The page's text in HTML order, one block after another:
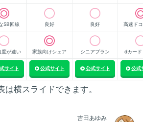
SB回線 良好 良好 高速ド
度が速い 家族向けシェア シニアプラン dカード
サイト 公式サイト 公式サイト 公式
は横スライドできます。
吉田あゆみ